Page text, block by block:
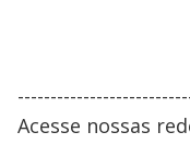
Acesse nossas